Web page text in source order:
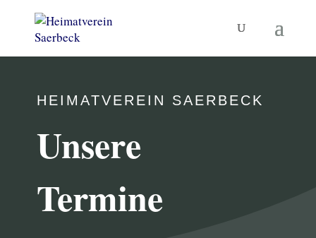
HEIMATVEREIN SAERBECK
Unsere
Termine